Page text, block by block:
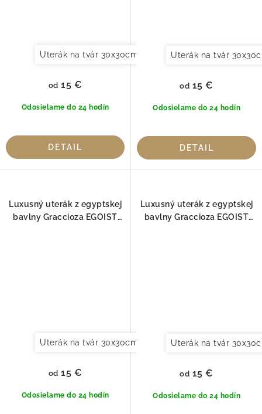
Uterák na tvár 30x30cm Uterák pre hostí 30x50cm
Odosielame do 24 hodín
od 15 €
DETAIL
Uterák na tvár
Odosielame do 24 hodín
od 15 €
DETAIL
Luxusný uterák z egyptskej
bavlny Graccioza EGOIST
Uterák na tvár 30x30cm Uterák pre hostí 30x50cm
Odosielame do 24 hodín
od 15 €
Luxusný uterák z egyptskej
bavlny Graccioza EGOIST
Uterák na tvár
Odosielame do 24 hodín
od 15 €